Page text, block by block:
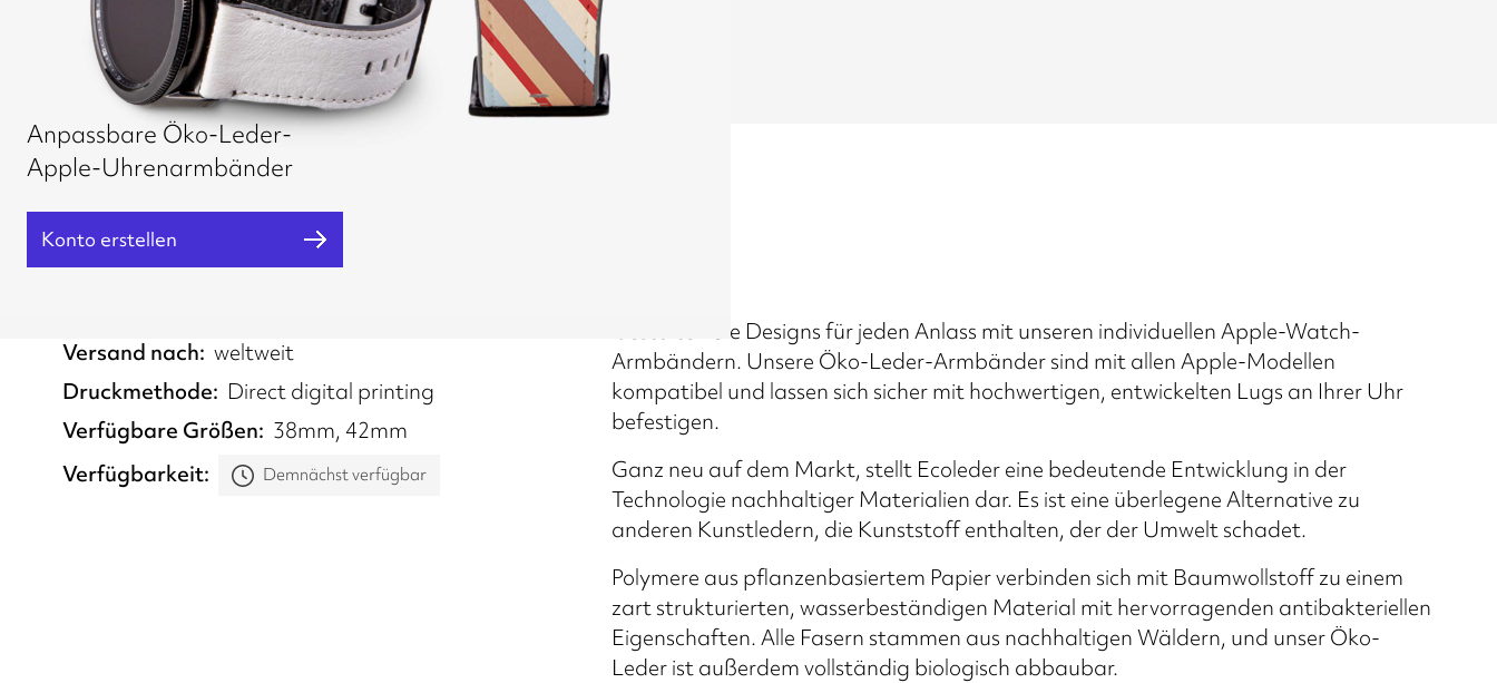
Anpassbare Öko-Leder-
Apple-Uhrenarmbänder
Konto erstellen
Versand nach weltweit
Druckmethode
Direct digital printing
Verfügbare Größen 38mm, 42mm
Verfügbarkeit
Demnächst verfügbar
Gestalten Sie Designs für jeden Anlass mit unseren individuellen Apple-Watch-
Armbändern. Unsere Öko-Leder-Armbänder sind mit allen Apple-Modellen
kompatibel und lassen sich sicher mit hochwertigen, entwickelten Lugs an Ihrer Uhr
befestigen.
Ganz neu auf dem Markt, stellt Ecoleder eine bedeutende Entwicklung in der
Technologie nachhaltiger Materialien dar. Es ist eine überlegene Alternative zu
anderen Kunstledern, die Kunststoff enthalten, der der Umwelt schadet.
Polymere aus pflanzenbasiertem Papier verbinden sich mit Baumwollstoff zu einem
zart strukturierten, wasserbeständigen Material mit hervorragenden antibakteriellen
Eigenschaften. Alle Fasern stammen aus nachhaltigen Wäldern, und unser Öko-
Leder ist außerdem vollständig biologisch abbaubar.